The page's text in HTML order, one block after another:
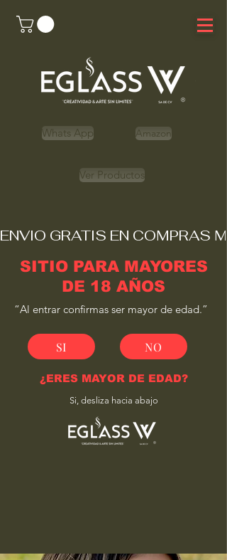
Ver Productos
ENVIO GRATIS EN COMPRAS
SITIO PARA MAYORES
DE 18 AÑOS
“Al entrar confirmas ser mayor de edad.”
SI NO
¿ERES MAYOR DE EDAD?
Si, desliza hacia abajo
Whats App Amazon